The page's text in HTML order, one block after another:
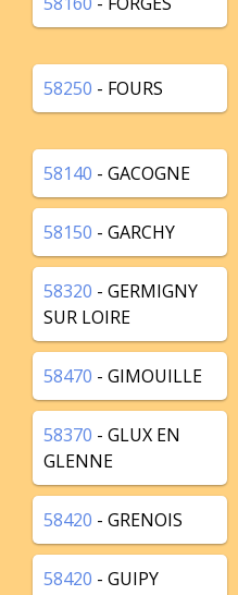
58250 - FOURS
58140 - GACOGNE
58150 - GARCHY
58320 - GERMIGNY
SUR LOIRE
58470 - GIMOUILLE
58370 - GLUX EN
GLENNE
58420 - GRENOIS
58420 - GUIPY